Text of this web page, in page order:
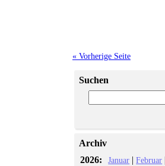
« Vorherige Seite
Suchen
Archiv
2026:
Januar |Februar